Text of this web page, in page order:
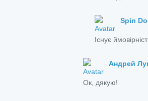
Spin
Існує
Андрей
Ок, дякую!